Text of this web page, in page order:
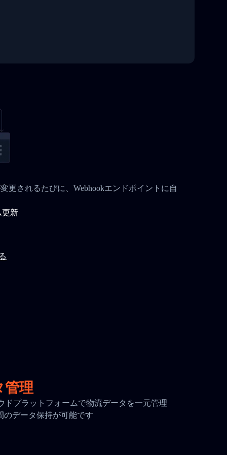
更されるたびに、Webhookエンドポイントに自
更新
管理
ドプラットフォームで物流データを一元管理
のデータ保持が可能です